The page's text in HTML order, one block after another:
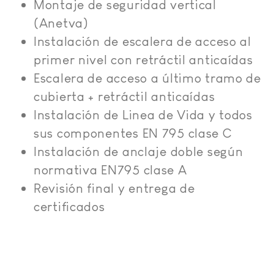
Montaje de seguridad vertical
(Anetva)
Instalación de escalera de acceso al
primer nivel con retráctil anticaídas
Escalera de acceso a último tramo de
cubierta + retráctil anticaídas
Instalación de Linea de Vida y todos
sus componentes EN 795 clase C
Instalación de anclaje doble según
normativa EN795 clase A
Revisión final y entrega de
certificados